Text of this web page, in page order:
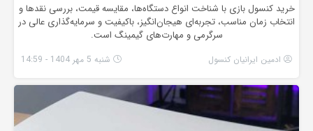
خرید کنسول بازی با شناخت انواع دستگاه‌ها، مقایسه قیمت، بررسی نقدها و
انتخاب زمان مناسب، تجربه‌ای هیجان‌انگیز، باکیفیت و سرمایه‌گذاری عالی در
سرگرمی و مهارت‌های گیمینگ است.
ادمین ایرانیان کنسول شنبه 5 مهر 1404 - 14:59